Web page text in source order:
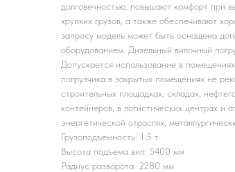
долговечностью, повышают комфорт при
хрупких грузов, а также обеспечивают
запросу модель может быть оснащена
оборудованием. Дизельный вилочный
Допускается использование в
погрузчика в закрытых помещениях не
строительных площадках, складах,
контейнеров, в логистических центрах и
энергетической отраслях,
Грузоподъемность: 1.5 т
Высота подъема вил: 5400 мм
Радиус разворота: 2280 мм